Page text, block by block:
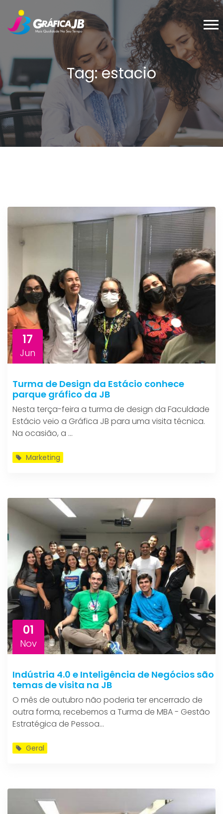
Tag: estacio
17
Jun
Turma de Design da Estácio conhece
parque gráfico da JB
Nesta terça-feira a turma de design da Faculdade
Estácio veio a Gráfica JB para uma visita técnica.
Na ocasião, a ...
Marketing
01
Nov
Indústria 4.0 e Inteligência de Negócios são
temas de visita na JB
O mês de outubro não poderia ter encerrado de
outra forma, recebemos a Turma de MBA - Gestão
Estratégica de Pessoa...
Geral